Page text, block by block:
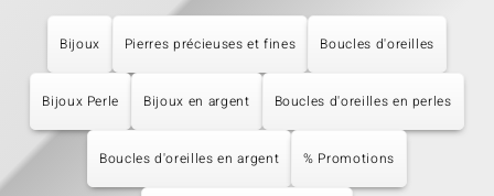
Bijoux Pierres précieuses et fines Boucles d'oreilles
Bijoux Perle Bijoux en argent Boucles d'oreilles en perles
Boucles d'oreilles en argent % Promotions